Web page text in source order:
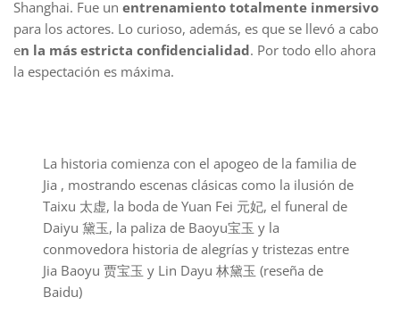
Shanghai. Fue un entrenamiento totalmente inmersivo
para los actores. Lo curioso, además, es que se llevó a cabo
en la más estricta confidencialidad. Por todo ello ahora
la espectación es máxima.
La historia comienza con el apogeo de la familia de
Jia , mostrando escenas clásicas como la ilusión de
Taixu 太虚, la boda de Yuan Fei 元妃, el funeral de
Daiyu 黛玉, la paliza de Baoyu宝玉 y la
conmovedora historia de alegrías y tristezas entre
Jia Baoyu 贾宝玉 y Lin Dayu 林黛玉 (reseña de
Baidu)